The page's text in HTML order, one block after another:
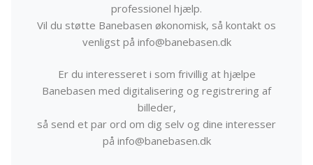
professionel hjælp.
Vil du støtte Banebasen økonomisk, så kontakt os
venligst på info@banebasen.dk
Er du interesseret i som frivillig at hjælpe
Banebasen med digitalisering og registrering af
billeder,
så send et par ord om dig selv og dine interesser
på info@banebasen.dk